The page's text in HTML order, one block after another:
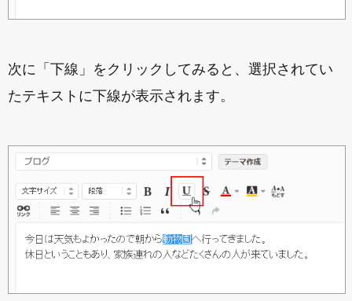
次に「下線」をクリックしてみると、選択されてい
たテキストに下線が表示されます。